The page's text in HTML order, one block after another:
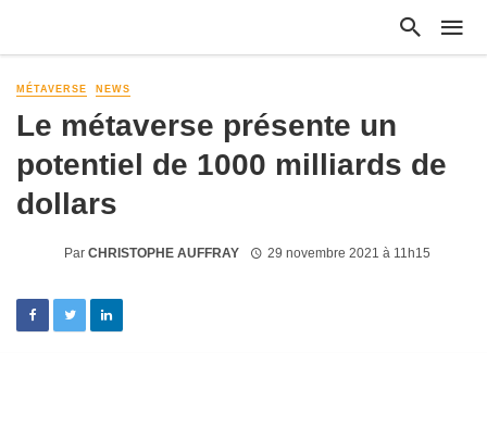
MÉTAVERSE NEWS
Le métaverse présente un
potentiel de 1000 milliards de
dollars
Par CHRISTOPHE AUFFRAY 29 novembre 2021 à 11h15